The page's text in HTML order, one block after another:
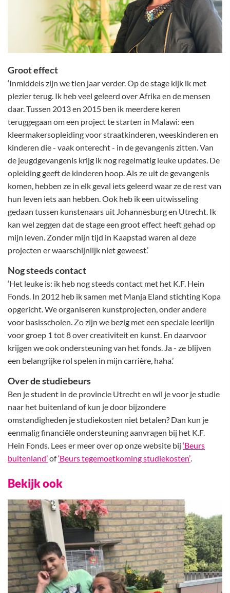
Groot effect
‘Inmiddels zijn we tien jaar verder. Op de stage kijk ik met
plezier terug. Ik heb veel geleerd over Afrika en de mensen
daar. Tussen 2013 en 2015 ben ik meerdere keren
teruggegaan om een project te starten in Malawi: een
kleermakersopleiding voor straatkinderen, weeskinderen en
kinderen die - vaak onterecht - in de gevangenis zitten. Van
de jeugdgevangenis krijg ik nog regelmatig leuke updates. De
opleiding geeft de kinderen hoop. Als ze uit de gevangenis
komen, hebben ze in elk geval iets geleerd waar ze de rest van
hun leven iets aan hebben. Ook heb ik een uitwisseling
gedaan tussen kunstenaars uit Johannesburg en Utrecht. Ik
kan wel zeggen dat de stage een groot effect heeft gehad op
mijn leven. Zonder mijn tijd in Kaapstad waren al deze
projecten er waarschijnlijk niet geweest.’
Nog steeds contact
‘Het leuke is: ik heb nog steeds contact met het K.F. Hein
Fonds. In 2012 heb ik samen met Manja Eland stichting Kopa
opgericht. We organiseren kunstprojecten, onder andere
voor basisscholen. Zo zijn we bezig met een speciale leerlijn
voor groep 1 tot 8 over creativiteit en kunst. En daarvoor
krijgen we ook ondersteuning van het fonds. Ja - ze blijven
een belangrijke rol spelen in mijn carrière, haha.’
Over de studiebeurs
Ben je student in de provincie Utrecht en wil je voor je studie
naar het buitenland of kun je door bijzondere
omstandigheden je studiekosten niet betalen? Dan kun je
eenmalig financiële ondersteuning aanvragen bij het K.F.
Hein Fonds. Lees er meer over op onze website bij ‘Beurs
buitenland’of‘Beurs tegemoetkoming studiekosten’.
Bekijk ook